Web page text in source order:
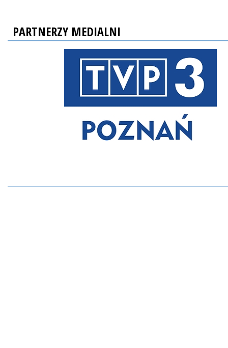
PARTNERZY MEDIALNI